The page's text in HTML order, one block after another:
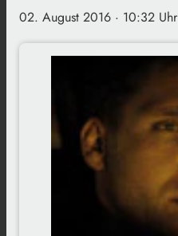
02. August 2016 · 10:32 Uhr